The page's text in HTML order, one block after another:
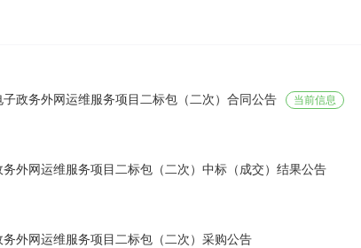
政务外网运维服务项目二标包（二次）合同公告 当前信息
外网运维服务项目二标包（二次）中标（成交）结果公告
外网运维服务项目二标包（二次）采购公告